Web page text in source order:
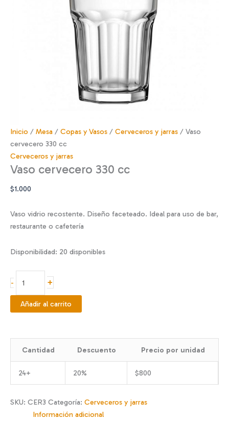
Inicio / Mesa / Copas y Vasos / Cerveceros y jarras / Vaso
cervecero 330 cc
Cerveceros y jarras
Vaso cervecero 330 cc
$1.000
Vaso vidrio recostente. Diseño faceteado. Ideal para uso de bar,
restaurante o cafetería
Disponibilidad: 20 disponibles
-
cervecero
330
cc
+
Añadir al carrito
Cantidad Descuento Precio por unidad
24+ 20% $800
SKU: CER3 Categoría: Cerveceros y jarras
Información adicional